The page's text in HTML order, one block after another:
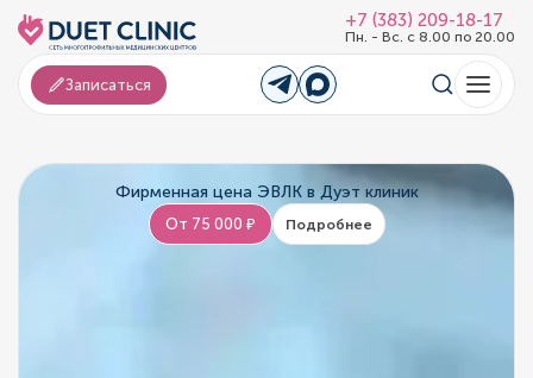
+7 (383) 209-18-17
Пн. - Вс. с 8.00 по 20.00
Записаться
Фирменная цена ЭВЛК в Дуэт клиник
От 75 000 ₽ Подробнее